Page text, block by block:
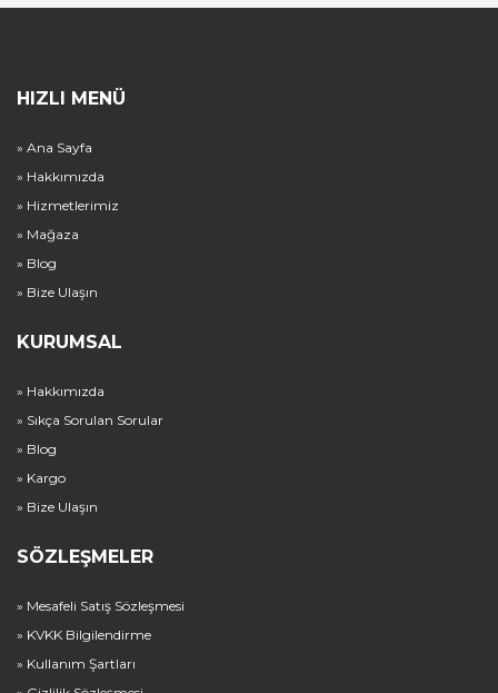
HIZLI MENÜ
» Ana Sayfa
» Hakkımızda
» Hizmetlerimiz
» Mağaza
» Blog
» Bize Ulaşın
KURUMSAL
» Hakkımızda
» Sıkça Sorulan Sorular
» Blog
» Kargo
» Bize Ulaşın
SÖZLEŞMELER
» Mesafeli Satış Sözleşmesi
» KVKK Bilgilendirme
» Kullanım Şartları